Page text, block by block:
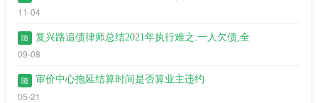
11-04
随 复兴路追债律师总结2021年执行难之:一人欠债,全
09-08
随 审价中心拖延结算时间是否算业主违约
05-21